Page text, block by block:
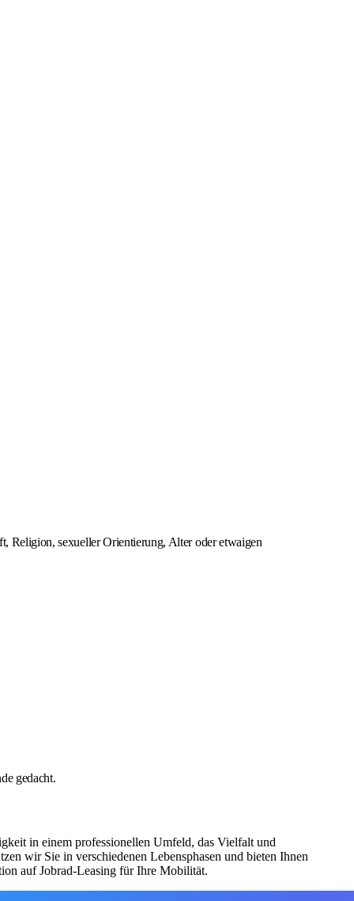
Religion, sexueller Orientierung, Alter oder etwaigen
gedacht.
in einem professionellen Umfeld, das Vielfalt und
wir Sie in verschiedenen Lebensphasen und bieten Ihnen
auf Jobrad-Leasing für Ihre Mobilität.